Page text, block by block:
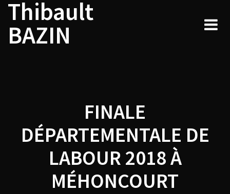
Skip
content
Thibault
BAZIN
FINALE
DÉPARTEMENTALE DE
LABOUR 2018 À
MÉHONCOURT
Navigation
de